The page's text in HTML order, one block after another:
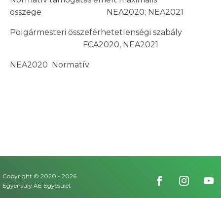
összege NEA2020; NEA2021
Polgármesteri összeférhetetlenségi szabály
FCA2020, NEA2021
NEA2020 Normatív
Copyright © 2020 - 2026
Egyensúly AE Egyesület